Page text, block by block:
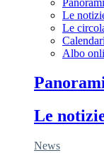
Le
Le
Albo
Le
News